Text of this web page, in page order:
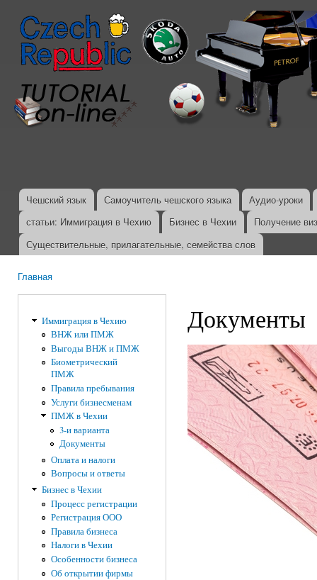
Главное меню
Чешский язык Самоучитель чешского языка
Аудио-уроки
статьи: Иммиграция в Чехию
Бизнес в Чехии
Получение
Существительные, прилагательные, семейства слов
Главная
Иммиграция в Чехию
ВНЖ или ПМЖ
Выгоды ВНЖ и ПМЖ
Биометрический
ПМЖ
Правила пребывания
Услуги бизнесменам
ПМЖ в Чехии
3-и варианта
Документы
Оплата и налоги
Вопросы и ответы
Бизнес в Чехии
Процесс регистрации
Регистрация ООО
Правила бизнеса
Налоги в Чехии
Особенности бизнеса
Об открытии фирмы
Документы